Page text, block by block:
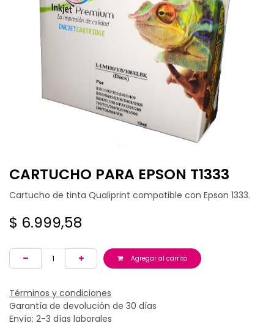
CARTUCHO PARA EPSON T1333
Cartucho de tinta Qualiprint compatible con Epson 1333.
$ 6.999,58
Agregar al carrito
Términos y condiciones
Garantía de devolución de 30 días
Envío: 2-3 días laborales